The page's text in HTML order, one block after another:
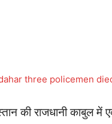
की राजधानी काबुल